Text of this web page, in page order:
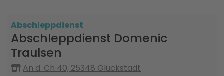
Abschleppdienst
Abschleppdienst Domenic
Traulsen
An d. Ch 40, 25348 Glückstadt